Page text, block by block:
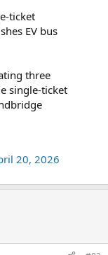
ticket
EV bus
three
single-ticket
20, 2026